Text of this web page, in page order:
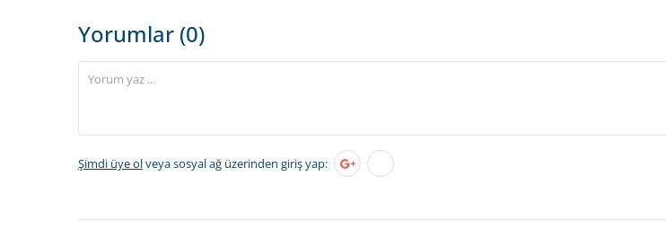
Yorumlar (0)
Şimdi üye olveya sosyal ağ üzerinden giriş yap: